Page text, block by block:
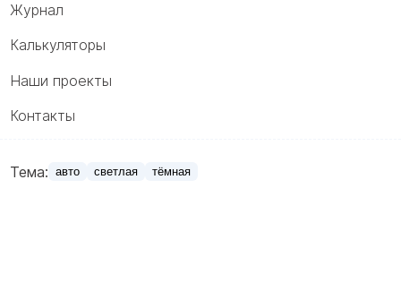
Журнал
Калькуляторы
Наши проекты
Контакты
Тема: авто светлая тёмная